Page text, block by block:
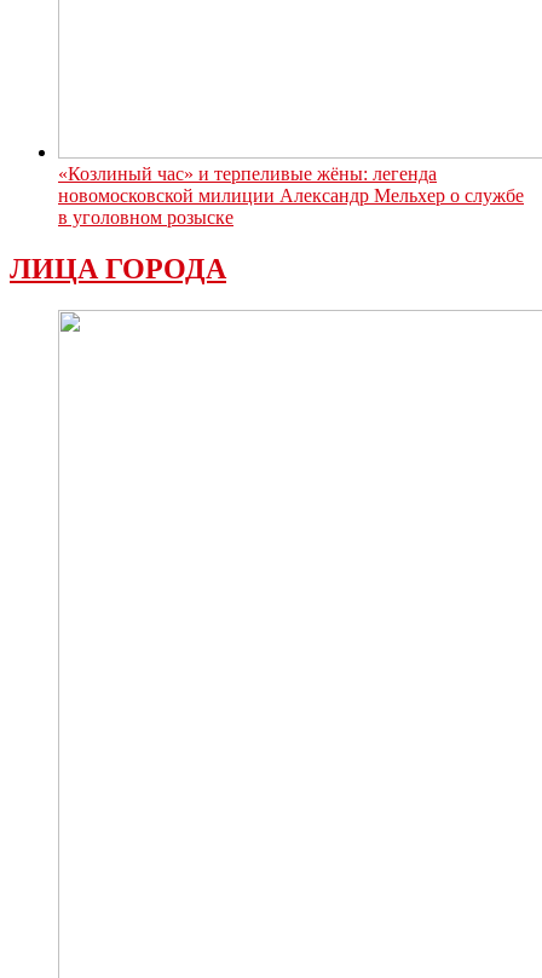
«Козлиный час» и терпеливые жёны: легенда
новомосковской милиции Александр Мельхер о службе
в уголовном розыске
ЛИЦА ГОРОДА